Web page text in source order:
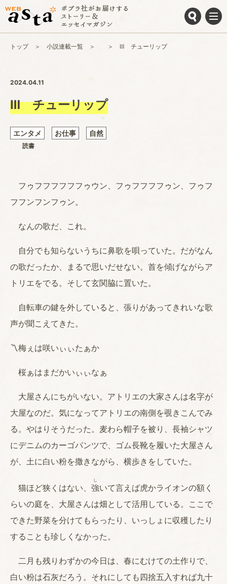
トップ 小説連載一覧 Ⅲ チューリップ
2024.04.11
Ⅲ チューリップ
エンタメ お仕事 自然
読書
フゥフフフフフフゥウン、フゥフフフフゥン、フゥフ
フフンフンフゥン。
なんの歌だ、これ。
自分でも知らないうちに鼻歌を唄っていた。だがなん
の歌だったか、まるで思いだせない。首を傾げながらア
トリエをでる。そして玄関脇に置いた。
自転車の鍵を外していると、張りがあってきれいな歌
声が聞こえてきた。
〽梅ぇは咲いぃぃたぁか
桜ぁはまだかいぃぃなぁ
大屋さんにちがいない。アトリエの大家さんは名字が
大屋なのだ。気になってアトリエの南側を覗きこんでみ
る。やはりそうだった。麦わら帽子を被り、長袖シャツ
にデニムのカーゴパンツで、ゴム長靴を履いた大屋さん
が、土に白い粉を撒きながら、横歩きをしていた。
猫ほど狭くはない、 強
し
いて言えば虎かライオンの額く
らいの庭を、大屋さんは畑として活用している。ここで
できた野菜を分けてもらったり、いっしょに収穫したり
することも珍しくなかった。
二月も残りわずかの今日は、春にむけての土作りで、
白い粉は石灰だろう。それにしても四捨五入すれば九十